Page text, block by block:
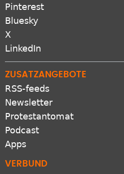
Pinterest
Bluesky
X
LinkedIn
ZUSATZANGEBOTE
RSS-feeds
Newsletter
Protestantomat
Podcast
Apps
VERBUND